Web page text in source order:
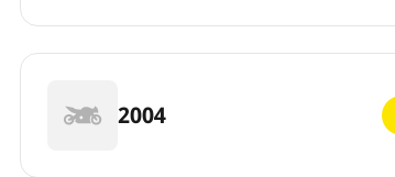
2004